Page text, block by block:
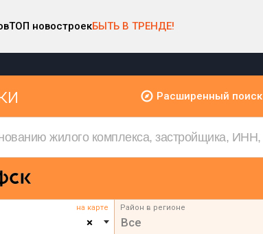
ТОП новостроекБЫТЬ В ТРЕНДЕ!
Расширенный поиск
на карте
×
Район в регионе
Все